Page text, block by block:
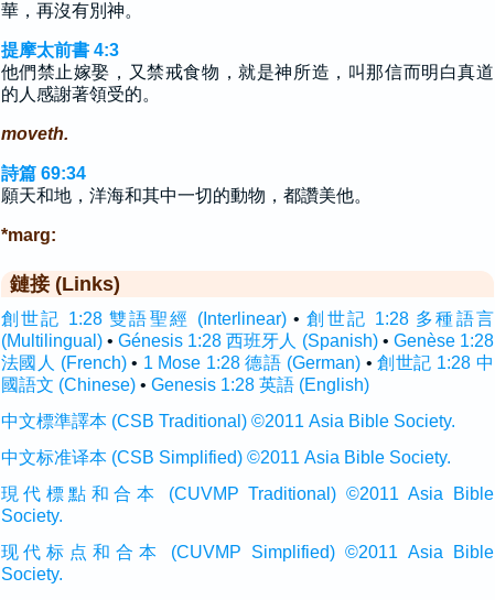
華，再沒有別神。
提摩太前書 4:3
他們禁止嫁娶，又禁戒食物，就是神所造，叫那信而明白真道
的人感謝著領受的。
moveth.
詩篇 69:34
願天和地，洋海和其中一切的動物，都讚美他。
*marg:
鏈接 (Links)
創世記 1:28 雙語聖經 (Interlinear)•創世記 1:28 多種語言
(Multilingual)• Génesis 1:28 西班牙人 (Spanish)• Genèse 1:28
法國人 (French)• 1 Mose 1:28 德語 (German) •創世記 1:28 中
國語文 (Chinese)• Genesis 1:28 英語 (English)
中文標準譯本 (CSB Traditional) ©2011 Asia Bible Society.
中文标准译本 (CSB Simplified) ©2011 Asia Bible Society.
現代標點和合本 (CUVMP Traditional) ©2011 Asia Bible
Society.
现代标点和合本 (CUVMP Simplified) ©2011 Asia Bible
Society.